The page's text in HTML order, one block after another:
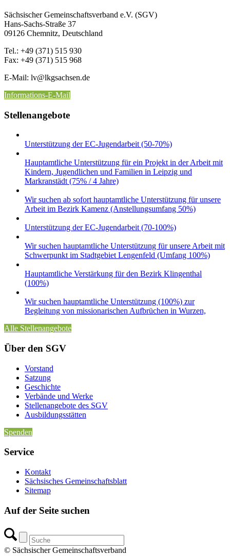
Sächsischer Gemeinschaftsverband e.V. (SGV)
Hans-Sachs-Straße 37
09126 Chemnitz, Deutschland
Tel.: +49 (371) 515 930
Fax: +49 (371) 515 968
E-Mail: lv@lkgsachsen.de
Informations-E-Mail
Stellenangebote
Unterstützung der EC-Jugendarbeit (50-70%)
Hauptamtliche Unterstützung für ein Projekt in der Arbeit mit
Kindern, Jugendlichen und Familien in Leipzig und
Markranstädt (75% / 4 Jahre)
Wir suchen ab sofort hauptamtliche Unterstützung für unsere
Arbeit im Bezirk Kamenz (Anstellungsumfang 50%)
Unterstützung der EC-Jugendarbeit (70-100%)
Wir suchen hauptamtliche Unterstützung für unsere Arbeit mit
Schwerpunkt im Stadtgebiet Lengenfeld (Umfang 100%)
Hauptamtliche Verstärkung für den Bezirk Klingenthal
(100%)
Wir suchen hauptamtliche Unterstützung (100%) zur
Begleitung von missionarischen Aufbrüchen in Wurzen,
Alle Stellenangebote
Über den SGV
Vorstand
Satzung
Geschichte
Verbände und Werke
Stellenangebote des SGV
Ausbildungsstätten
Spenden
Service
Kontakt
Sächsisches Gemeinschaftsblatt
Sitemap
Auf der Seite suchen
© Sächsischer Gemeinschaftsverband